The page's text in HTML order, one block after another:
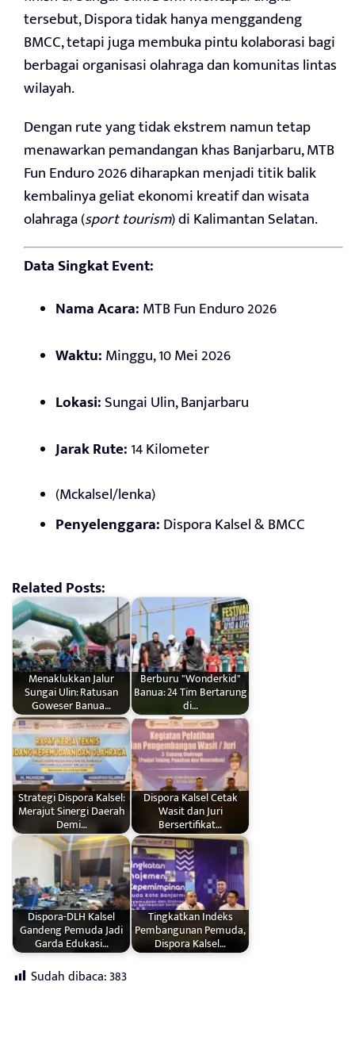
tersebut, Dispora tidak hanya menggandeng
BMCC, tetapi juga membuka pintu kolaborasi bagi
berbagai organisasi olahraga dan komunitas lintas
wilayah.
Dengan rute yang tidak ekstrem namun tetap
menawarkan pemandangan khas Banjarbaru, MTB
Fun Enduro 2026 diharapkan menjadi titik balik
kembalinya geliat ekonomi kreatif dan wisata
olahraga (sport tourism) di Kalimantan Selatan.
Data Singkat Event:
Nama Acara:MTB Fun Enduro 2026
Waktu:Minggu, 10 Mei 2026
Lokasi:Sungai Ulin, Banjarbaru
Jarak Rute:14 Kilometer
(Mckalsel/lenka)
Penyelenggara:Dispora Kalsel & BMCC
Related Posts:
Menaklukkan Jalur
Sungai Ulin: Ratusan
Goweser Banua…
Berburu "Wonderkid"
Banua: 24 Tim Bertarung
di…
Strategi Dispora Kalsel:
Merajut Sinergi Daerah
Demi…
Dispora Kalsel Cetak
Wasit dan Juri
Bersertifikat…
Dispora-DLH Kalsel
Gandeng Pemuda Jadi
Garda Edukasi…
Tingkatkan Indeks
Pembangunan Pemuda,
Dispora Kalsel…
Sudah dibaca:383